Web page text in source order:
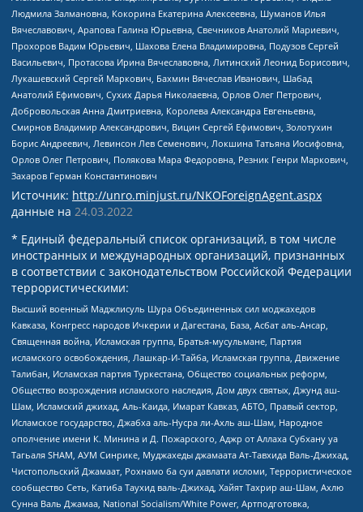
Людмила Залмановна, Кокорина Екатерина Алексеевна, Шуманов Илья
Вячеславович, Арапова Галина Юрьевна, Свечников Анатолий Мариевич,
Прохоров Вадим Юрьевич, Шахова Елена Владимировна, Подузов Сергей
Васильевич, Протасова Ирина Вячеславовна, Литинский Леонид Борисович,
Лукашевский Сергей Маркович, Бахмин Вячеслав Иванович, Шабад
Анатолий Ефимович, Сухих Дарья Николаевна, Орлов Олег Петрович,
Добровольская Анна Дмитриевна, Королева Александра Евгеньевна,
Смирнов Владимир Александрович, Вицин Сергей Ефимович, Золотухин
Борис Андреевич, Левинсон Лев Семенович, Локшина Татьяна Иосифовна,
Орлов Олег Петрович, Полякова Мара Федоровна, Резник Генри Маркович,
Захаров Герман Константинович
Источник: http://unro.minjust.ru/NKOForeignAgent.aspx
данные на 24.03.2022
* Единый федеральный список организаций, в том числе
иностранных и международных организаций, признанных
в соответствии с законодательством Российской Федерации
террористическими:
Высший военный Маджлисуль Шура Объединенных сил моджахедов
Кавказа, Конгресс народов Ичкерии и Дагестана, База, Асбат аль-Ансар,
Священная война, Исламская группа, Братья-мусульмане, Партия
исламского освобождения, Лашкар-И-Тайба, Исламская группа, Движение
Талибан, Исламская партия Туркестана, Общество социальных реформ,
Общество возрождения исламского наследия, Дом двух святых, Джунд аш-
Шам, Исламский джихад, Аль-Каида, Имарат Кавказ, АБТО, Правый сектор,
Исламское государство, Джабха аль-Нусра ли-Ахль аш-Шам, Народное
ополчение имени К. Минина и Д. Пожарского, Аджр от Аллаха Субхану уа
Тагьаля SHAM, АУМ Синрике, Муджахеды джамаата Ат-Тавхида Валь-Джихад,
Чистопольский Джамаат, Рохнамо ба суи давлати исломи, Террористическое
сообщество Сеть, Катиба Таухид валь-Джихад, Хайят Тахрир аш-Шам, Ахлю
Сунна Валь Джамаа, National Socialism/White Power, Артподготовка,